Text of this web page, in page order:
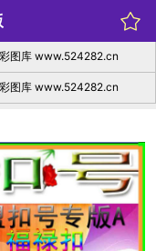
图库 www.524282.cn
图库 www.524282.cn